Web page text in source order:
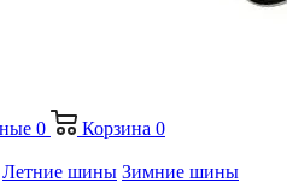
0 Корзина 0
Летние шины Зимние шины